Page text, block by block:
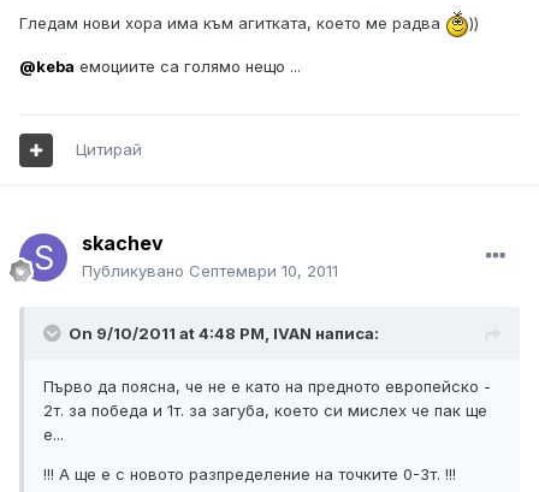
Гледам нови хора има към агитката, което ме радва ))
@keba емоциите са голямо нещо ...
Цитирай
skachev
Публикувано Септември 10, 2011
On 9/10/2011 at 4:48 PM, IVAN написа:
Първо да поясна, че не е като на предното европейско -
2т. за победа и 1т. за загуба, което си мислех че пак ще
е...
!!! А ще е с новото разпределение на точките 0-3т. !!!